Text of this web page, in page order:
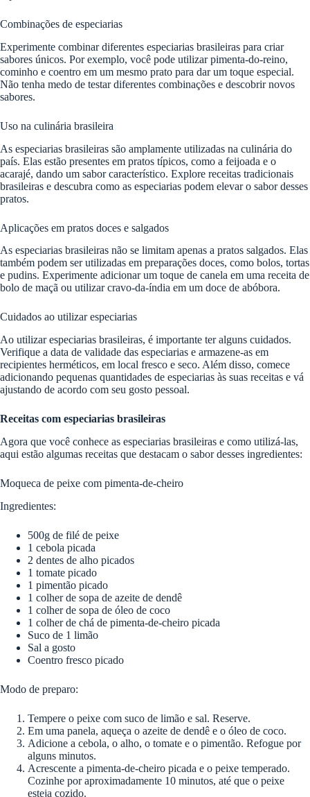
Combinações de especiarias
Experimente combinar diferentes especiarias brasileiras para criar
sabores únicos. Por exemplo, você pode utilizar pimenta-do-reino,
cominho e coentro em um mesmo prato para dar um toque especial.
Não tenha medo de testar diferentes combinações e descobrir novos
sabores.
Uso na culinária brasileira
As especiarias brasileiras são amplamente utilizadas na culinária do
país. Elas estão presentes em pratos típicos, como a feijoada e o
acarajé, dando um sabor característico. Explore receitas tradicionais
brasileiras e descubra como as especiarias podem elevar o sabor desses
pratos.
Aplicações em pratos doces e salgados
As especiarias brasileiras não se limitam apenas a pratos salgados. Elas
também podem ser utilizadas em preparações doces, como bolos, tortas
e pudins. Experimente adicionar um toque de canela em uma receita de
bolo de maçã ou utilizar cravo-da-índia em um doce de abóbora.
Cuidados ao utilizar especiarias
Ao utilizar especiarias brasileiras, é importante ter alguns cuidados.
Verifique a data de validade das especiarias e armazene-as em
recipientes herméticos, em local fresco e seco. Além disso, comece
adicionando pequenas quantidades de especiarias às suas receitas e vá
ajustando de acordo com seu gosto pessoal.
Receitas com especiarias brasileiras
Agora que você conhece as especiarias brasileiras e como utilizá-las,
aqui estão algumas receitas que destacam o sabor desses ingredientes:
Moqueca de peixe com pimenta-de-cheiro
Ingredientes:
500g de filé de peixe
1 cebola picada
2 dentes de alho picados
1 tomate picado
1 pimentão picado
1 colher de sopa de azeite de dendê
1 colher de sopa de óleo de coco
1 colher de chá de pimenta-de-cheiro picada
Suco de 1 limão
Sal a gosto
Coentro fresco picado
Modo de preparo:
Tempere o peixe com suco de limão e sal. Reserve.
Em uma panela, aqueça o azeite de dendê e o óleo de coco.
Adicione a cebola, o alho, o tomate e o pimentão. Refogue por
alguns minutos.
Acrescente a pimenta-de-cheiro picada e o peixe temperado.
Cozinhe por aproximadamente 10 minutos, até que o peixe
esteja cozido.